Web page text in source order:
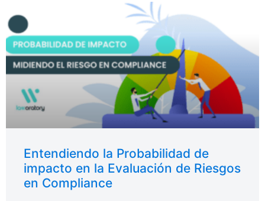
Entendiendo la Probabilidad de
impacto en la Evaluación de Riesgos
en Compliance